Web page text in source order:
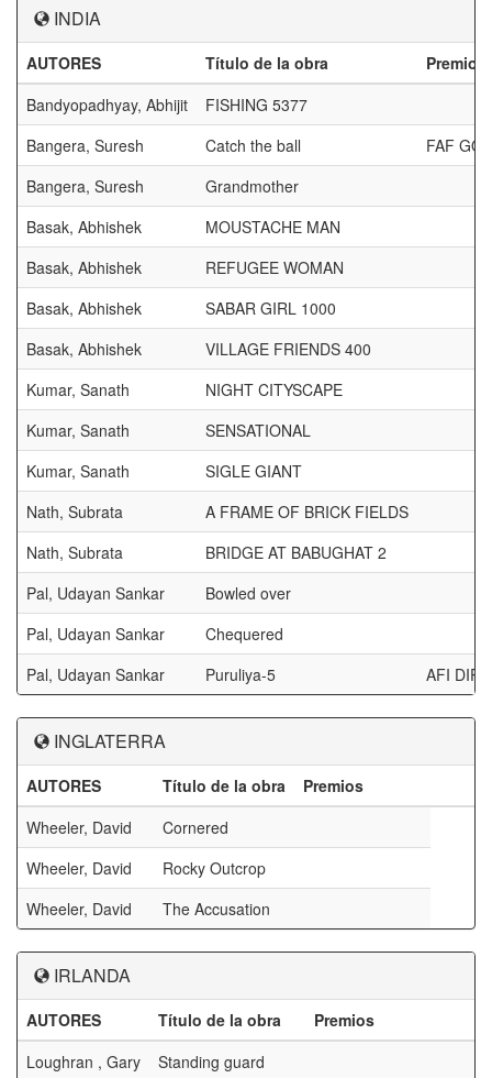
INDIA
AUTORES Título de la obra
Premios
Bandyopadhyay, Abhijit
FISHING 5377
Bangera, Suresh
Catch the ball
FAF
Bangera, Suresh
Grandmother
Basak, Abhishek
MOUSTACHE MAN
Basak, Abhishek
REFUGEE WOMAN
Basak, Abhishek
SABAR GIRL 1000
Basak, Abhishek
VILLAGE FRIENDS 400
Kumar, Sanath
NIGHT CITYSCAPE
Kumar, Sanath
SENSATIONAL
Kumar, Sanath
SIGLE GIANT
Nath, Subrata
A FRAME OF BRICK FIELDS
Nath, Subrata
BRIDGE AT BABUGHAT 2
Pal, Udayan Sankar
Bowled over
Pal, Udayan Sankar
Chequered
Pal, Udayan Sankar
Puruliya-5 AFI
INGLATERRA
AUTORES Título de la obra
Premios
Wheeler, David
Cornered
Wheeler, David
Rocky Outcrop
Wheeler, David
The Accusation
IRLANDA
AUTORES Título de la obra
Premios
Loughran , Gary
Standing guard